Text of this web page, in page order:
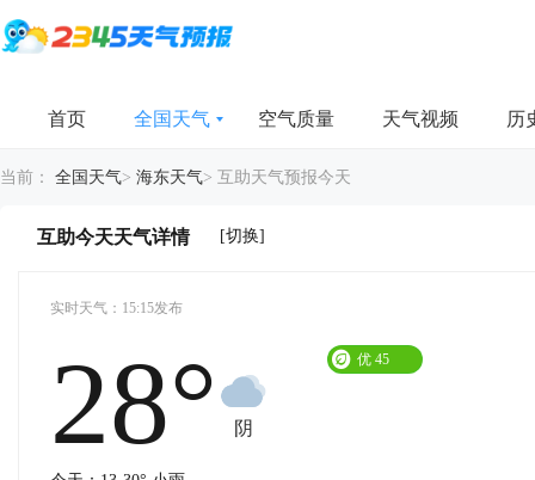
首页 全国天气 空气质量 天气视频 历
当前： 全国天气> 海东天气> 互助天气预报今天
互助今天天气详情 [切换]
实时天气：15:15发布
28° 阴
优 45